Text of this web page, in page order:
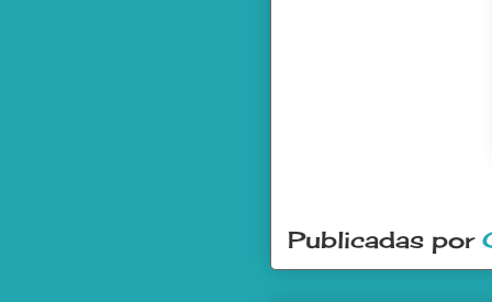
Publicadas por